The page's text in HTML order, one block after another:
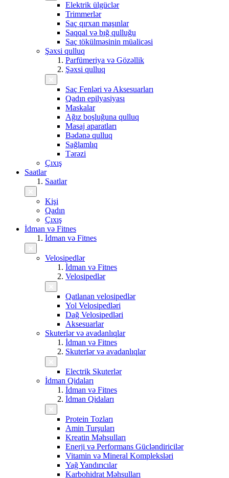
Elektrik ülgüclər
Trimmerlər
Saç qırxan maşınlar
Saqqal və bığ qulluğu
Saç tökülməsinin müalicəsi
Şəxsi qulluq
Parfümeriya və Gözəllik
Şəxsi qulluq
Saç Fenləri və Aksesuarları
Qadın epilyasiyası
Maskalar
Ağız boşluğuna qulluq
Masaj aparatları
Bədənə qulluq
Sağlamlıq
Tərəzi
Çıxış
Saatlar
Saatlar
Kişi
Qadın
Çıxış
İdman və Fitnes
İdman və Fitnes
Velosipedlər
İdman və Fitnes
Velosipedlər
Qatlanan velosipedlər
Yol Velosipedləri
Dağ Velosipedləri
Aksesuarlar
Skuterlər və avadanlıqlar
İdman və Fitnes
Skuterlər və avadanlıqlar
Electrik Skuterlər
İdman Qidaları
İdman və Fitnes
İdman Qidaları
Protein Tozları
Amin Turşuları
Kreatin Məhsulları
Enerji və Performans Gücləndiricilər
Vitamin və Mineral Kompleksləri
Yağ Yandırıcılar
Karbohidrat Məhsulları